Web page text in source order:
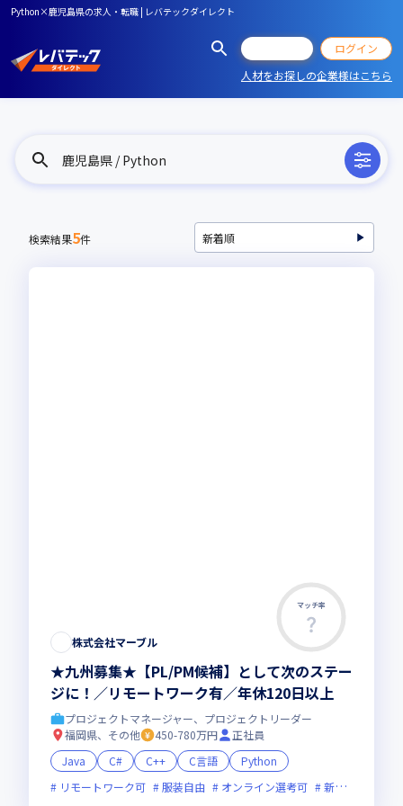
Python×鹿児島県の求人・転職 | レバテックダイレクト
ログイン
人材をお探しの企業様はこちら
鹿児島県 / Python
検索結果5件
マッチ率
株式会社マーブル
★九州募集★【PL/PM候補】として次のステー
ジに！／リモートワーク有／年休120日以上
プロジェクトマネージャー、プロジェクトリーダー
福岡県、その他
450-780万円
正社員
Java
C# C++ C言語
Python
リモートワーク可
服装自由 オンライン選考可 新技術に積極的